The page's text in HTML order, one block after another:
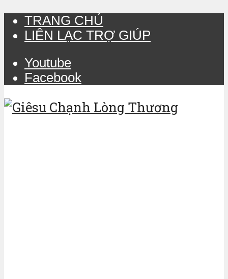
TRANG CHỦ
LIÊN LẠC TRỢ GIÚP
Youtube
Facebook